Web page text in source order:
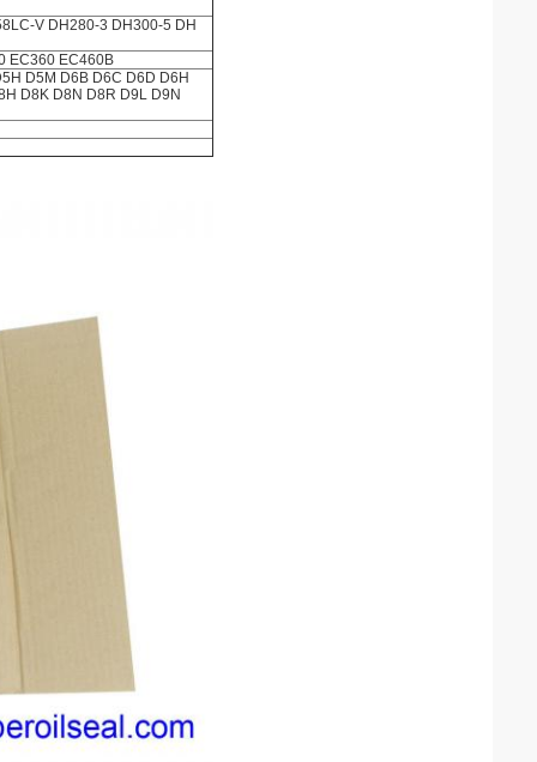
V DH280-3 DH300-5 DH
EC360 EC460B
D5M D6B D6C D6D D6H
D8K D8N D8R D9L D9N